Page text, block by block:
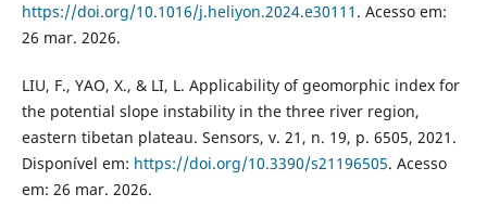
https://doi.org/10.1016/j.heliyon.2024.e30111 . Acesso em:
26 mar. 2026.
LIU, F., YAO, X., & LI, L. Applicability of geomorphic index for
the potential slope instability in the three river region,
eastern tibetan plateau. Sensors, v. 21, n. 19, p. 6505, 2021.
Disponível em: https://doi.org/10.3390/s21196505. Acesso
em: 26 mar. 2026.